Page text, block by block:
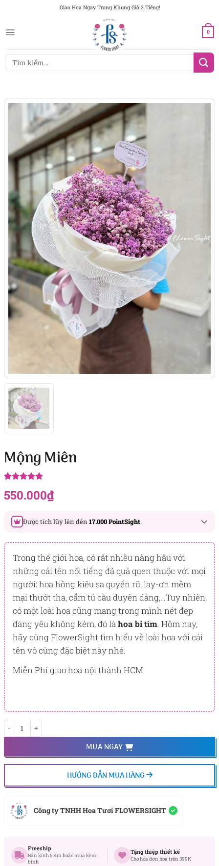
dung
Giao Hoa Ngay Trong Khung Giờ 2 Tiếng!
0
Tìm
kiếm:
Mộng Miên
dựa trên
550.000₫
Được tích lũy lên đến 17.000 PointSight.
Đây là số PointSight ước tính bạn sẽ được tích lũy khi mua
sản phẩm hôm nay, tương ứng với quyền lợi hạng
BẠCH KIM
PointSight có giá trị dùng để trừ trực tiếp vào đơn hàng hoặc
đổi quà tặng ưu đãi tại Flowersight.
Đăng nhậphoặcĐăng ký ngay để kiểm tra mức tích lũy
chính xác nhất dành cho bạn.
Trong thế giới hoa, có rất nhiều nàng hậu với
những cái tên nổi tiếng đã quá quen thuộc với mọi
người: hoa hồng kiêu sa quyến rũ, lay-ơn mềm
mại thướt tha, cẩm tú cầu duyên dáng,…Tuy nhiên,
có một loài hoa cũng mang trong mình nét đẹp
đáng yêu không kém, đó là hoa bi tím. Hôm nay,
hãy cùng FlowerSight tìm hiểu về loài hoa với cái
tên vô cùng đặc biệt này nhé.
Miễn Phí giao hoa nội thành HCM
MUA NGAY
HƯỚNG DẪN MUA HÀNG
Công ty TNHH Hoa Tươi FLOWERSIGHT
Freeship
Bán kính 5 Km hoặc mua kèm
bình
Tặng thiệp thiết kế
Cho hóa đơn hoa trên 399K